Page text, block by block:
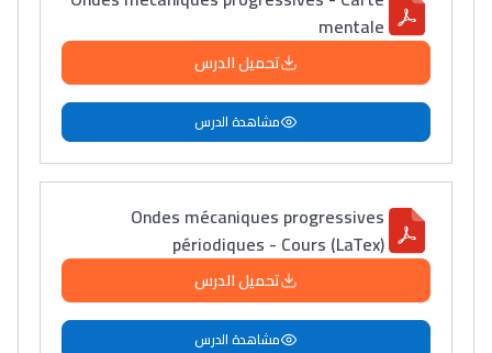
mentale
تحميل الدرس
مشاهدة الدرس
Ondes mécaniques progressives
périodiques - Cours (LaTex)
تحميل الدرس
مشاهدة الدرس